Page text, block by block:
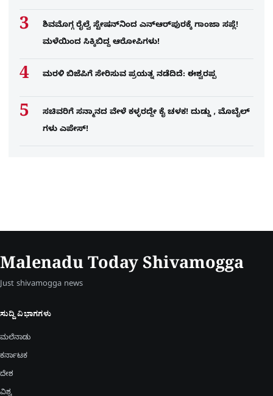
ಶಿವಮೊಗ್ಗ ರೈಲ್ವೆ ಸ್ಟೇಷನ್​​ನಿಂದ ಎನ್​ಆರ್​ಪುರಕ್ಕೆ ಗಾಂಜಾ ಸಪ್ಲೆ!
ಮಳೆಯಿಂದ ಸಿಕ್ಕಿಬಿದ್ದ ಆರೋಪಿಗಳು!
ಮರಳಿ ಬಿಜೆಪಿಗೆ ಸೇರಿಸುವ ಪ್ರಯತ್ನ ನಡೆದಿದೆ: ಈಶ್ವರಪ್ಪ
ಸಚಿವರಿಗೆ ಸನ್ಮಾನದ ವೇಳೆ ಕಳ್ಳರದ್ದೇ ಕೈ ಚಳಕ! ದುಡ್ಡು , ಮೊಬೈಲ್​
ಗಳು ಎಪೇಸ್!
Malenadu Today Shivamogga
Just shivamogga news
ಸುದ್ದಿ ವಿಭಾಗಗಳು
ಮಲೆನಾಡು
ಕರ್ನಾಟಕ
ದೇಶ
ವಿಶ್ವ